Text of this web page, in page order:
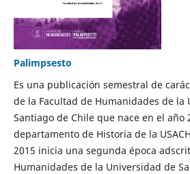
Palimpsesto
Es una publicación semestral de
de la Facultad de Humanidades de la
Santiago de Chile que nace en el año
departamento de Historia de la
2015 inicia una segunda época
Humanidades de la Universidad de